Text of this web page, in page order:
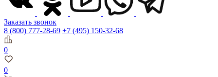
Заказать звонок
8 (800) 777-28-69 +7 (495) 150-32-68
0
0